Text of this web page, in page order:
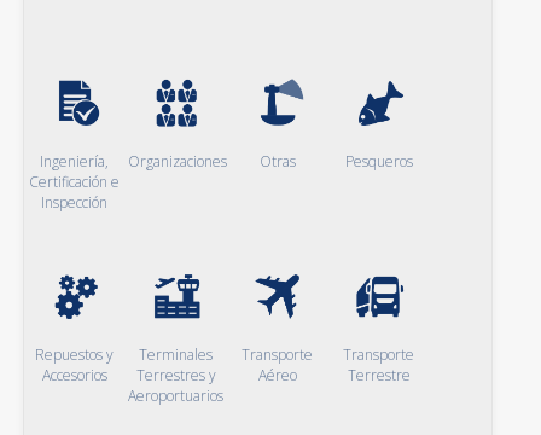
Ingeniería,
Certificación e
Inspección
Organizaciones Otras Pesqueros
Repuestos y
Accesorios
Terminales
Terrestres y
Aeroportuarios
Transporte
Aéreo
Transporte
Terrestre